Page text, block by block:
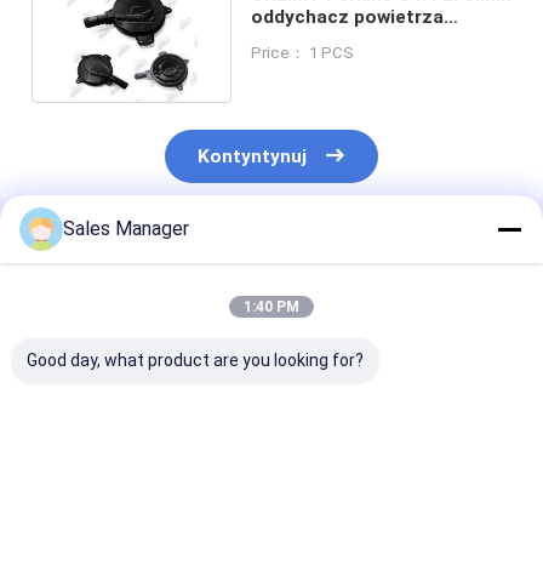
oddychacz powietrza
Price： 1 PCS
Kontyntynuj
Polecane Produkty
Sales Manager
1:40 PM
Good day, what product are you looking for?